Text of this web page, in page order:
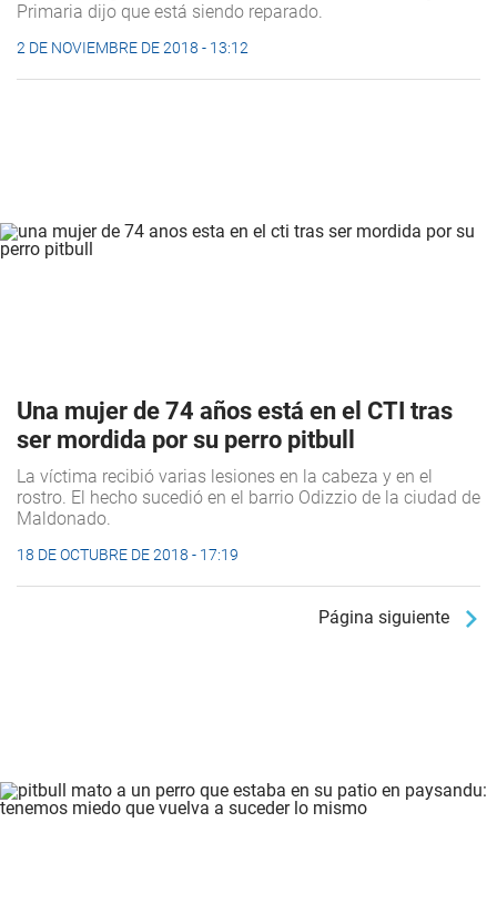
Primaria dijo que está siendo reparado.
2 DE NOVIEMBRE DE 2018 - 13:12
Una mujer de 74 años está en el CTI tras
ser mordida por su perro pitbull
La víctima recibió varias lesiones en la cabeza y en el
rostro. El hecho sucedió en el barrio Odizzio de la ciudad de
Maldonado.
18 DE OCTUBRE DE 2018 - 17:19
Página siguiente